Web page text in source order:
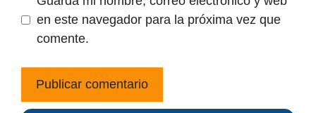
en este navegador para la próxima vez que
comente.